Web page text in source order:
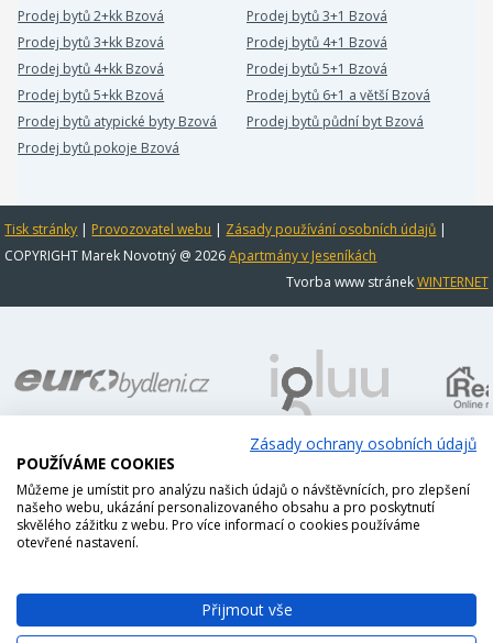
Prodej bytů 2+kk Bzová
Prodej bytů 3+1 Bzová
Prodej bytů 3+kk Bzová
Prodej bytů 4+1 Bzová
Prodej bytů 4+kk Bzová
Prodej bytů 5+1 Bzová
Prodej bytů 5+kk Bzová
Prodej bytů 6+1 a větší Bzová
Prodej bytů atypické byty Bzová
Prodej bytů půdní byt Bzová
Prodej bytů pokoje Bzová
Tisk stránky | Provozovatel webu | Zásady používání osobních údajů |
COPYRIGHT Marek Novotný @ 2026Apartmány v Jeseníkách
Tvorba www stránekWINTERNET
Zásady ochrany osobních údajů
POUŽÍVÁME COOKIES
Můžeme je umístit pro analýzu našich údajů o návštěvnících, pro zlepšení
našeho webu, ukázání personalizovaného obsahu a pro poskytnutí
skvělého zážitku z webu. Pro více informací o cookies používáme
otevřené nastavení.
Přijmout vše